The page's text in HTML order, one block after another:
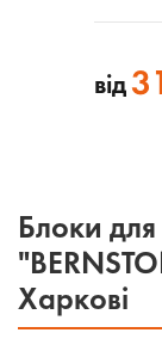
від
Блоки
Харкові